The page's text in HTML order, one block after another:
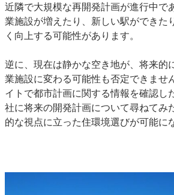
近隣で大規模な再開発計画が進行中で
業施設が増えたり、新しい駅ができた
く向上する可能性があります。
逆に、現在は静かな空き地が、将来的
業施設に変わる可能性も否定できませ
イトで都市計画に関する情報を確認し
社に将来の開発計画について尋ねてみ
的な視点に立った住環境選びが可能に